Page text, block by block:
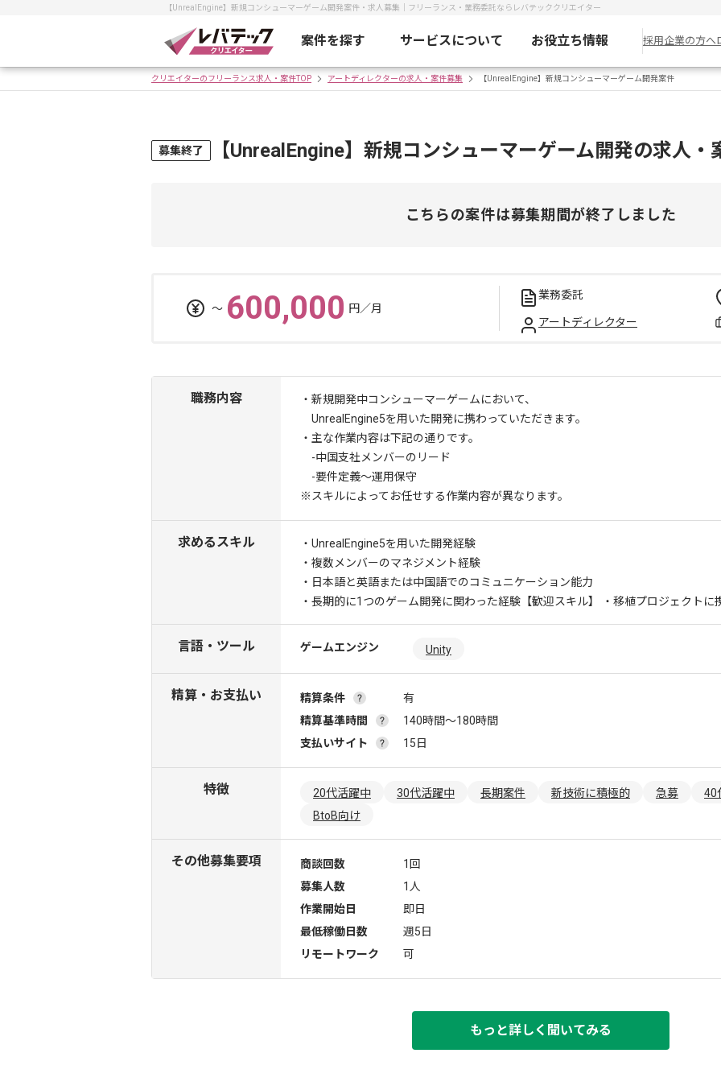
【UnrealEngine】新規コンシューマーゲーム開発案件・求人募集｜フリーランス・業務委託ならレバテッククリエイター
案件を探す サービスについて お役立ち情報 採用企業の方へ
クリエイターのフリーランス求人・案件TOP アートディレクターの求人・案件募集 【UnrealEngine】新規コンシューマーゲーム開発案件
募集終了 【UnrealEngine】新規コンシューマーゲーム開発の求人・
こちらの案件は募集期間が終了しました
〜 600,000 円／月
業務委託
アートディレクター
職務内容
・新規開発中コンシューマーゲームにおいて、
UnrealEngine5を用いた開発に携わっていただきます。
・主な作業内容は下記の通りです。
-中国支社メンバーのリード
-要件定義～運用保守
※スキルによってお任せする作業内容が異なります。
求めるスキル
・UnrealEngine5を用いた開発経験
・複数メンバーのマネジメント経験
・日本語と英語または中国語でのコミュニケーション能力
・長期的に1つのゲーム開発に関わった経験 【歓迎スキル】 ・移植プロジェクトに
言語・ツール ゲームエンジン Unity
精算・お支払い 精算条件
有
精算基準時間
140時間〜180時間
支払いサイト
15日
特徴 20代活躍中 30代活躍中 長期案件 新技術に積極的 急募 40
BtoB向け
その他募集要項 商談回数
1回
募集人数
1人
作業開始日
即日
最低稼働日数
週5日
リモートワーク
可
もっと詳しく聞いてみる